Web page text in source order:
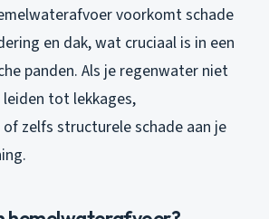
voorkomt schade
en dak, wat cruciaal is in een
panden. Als je regenwater niet
leiden tot lekkages,
zelfs structurele schade aan je